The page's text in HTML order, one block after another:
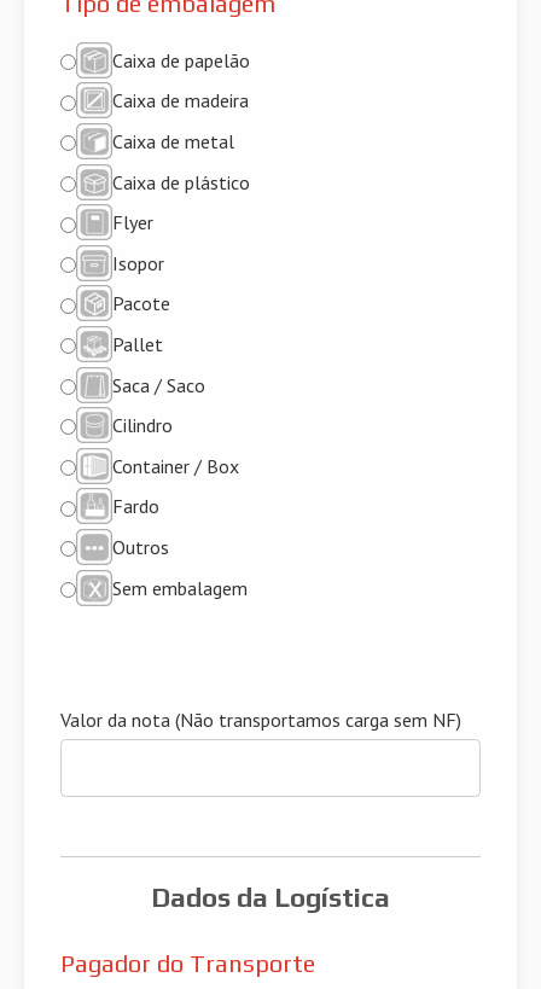
Caixa de papelão
Caixa de madeira
Caixa de metal
Caixa de plástico
Flyer
Isopor
Pacote
Pallet
Saca / Saco
Cilindro
Container / Box
Fardo
Outros
Sem embalagem
Valor da nota (Não transportamos carga sem NF)
Dados da Logística
Pagador do Transporte